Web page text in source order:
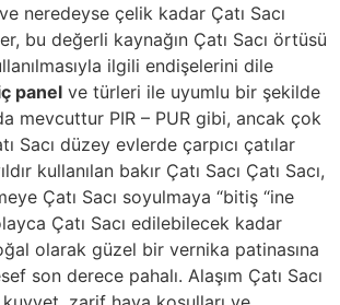
neredeyse çelik kadar Çatı Sacı
bu değerli kaynağın Çatı Sacı örtüsü
ilgili endişelerini dile
panel ve türleri ile uyumlu bir şekilde
mevcuttur PIR – PUR gibi, ancak çok
Sacı düzey evlerde çarpıcı çatılar
kullanılan bakır Çatı Sacı Çatı Sacı,
Çatı Sacı soyulmaya “bitiş “ine
Çatı Sacı edilebilecek kadar
olarak güzel bir vernika patinasına
son derece pahalı. Alaşım Çatı Sacı